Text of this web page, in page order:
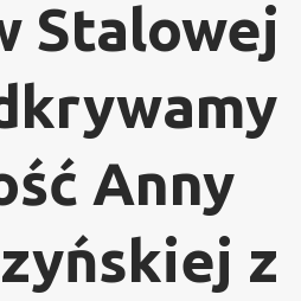
Stalowej
Anny
z